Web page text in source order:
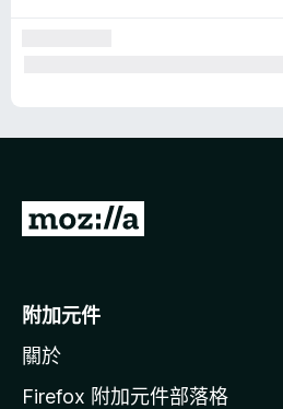
前
o
i
l
附加元件
關於
Firefox 附加元件部落格